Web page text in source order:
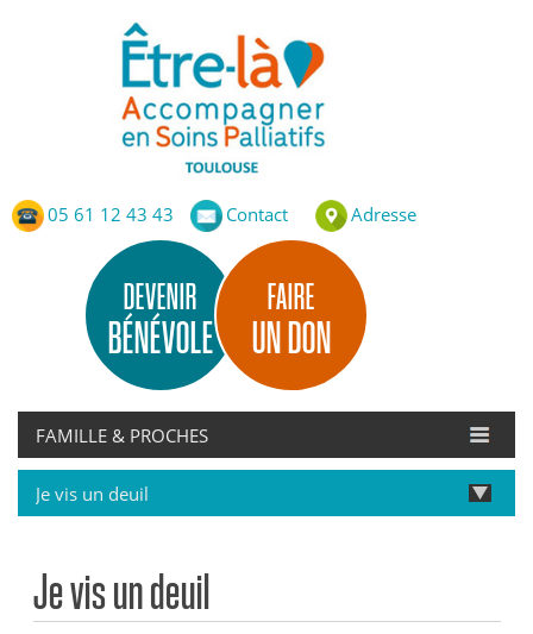
05 61 12 43 43 Contact Adresse
Etre-Là – ASP Toulouse
Accompagnement en Soins Palliatifs de Toulouse
FAIRE
UN DON
DEVENIR
BÉNÉVOLE
Je vis un deuil